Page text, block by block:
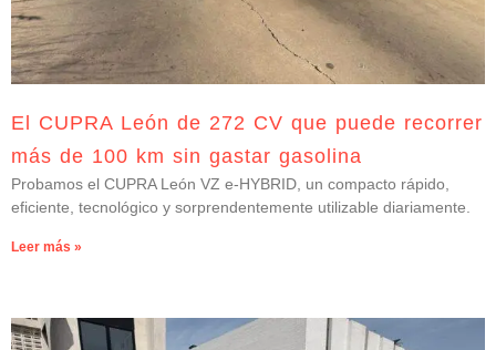
El CUPRA León de 272 CV que puede recorrer
más de 100 km sin gastar gasolina
Probamos el CUPRA León VZ e-HYBRID, un compacto rápido,
eficiente, tecnológico y sorprendentemente utilizable diariamente.
Leer más »